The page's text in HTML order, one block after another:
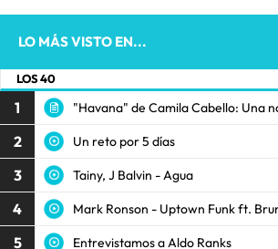
LO MÁS VISTO EN...
LOS 40
1 "Havana" de Camila Cabello: Una
2 Un reto por 5 días
3 Tainy, J Balvin - Agua
4 Mark Ronson - Uptown Funk ft.
5 Entrevistamos a Aldo Ranks